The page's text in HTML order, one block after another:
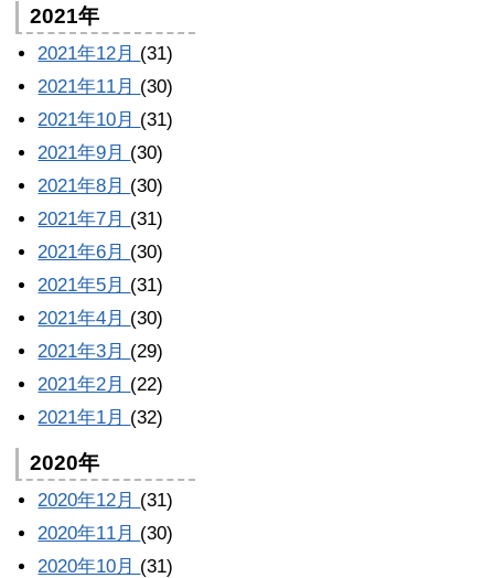
2021年
2021年12月 (31)
2021年11月 (30)
2021年10月 (31)
2021年9月 (30)
2021年8月 (30)
2021年7月 (31)
2021年6月 (30)
2021年5月 (31)
2021年4月 (30)
2021年3月 (29)
2021年2月 (22)
2021年1月 (32)
2020年
2020年12月 (31)
2020年11月 (30)
2020年10月 (31)